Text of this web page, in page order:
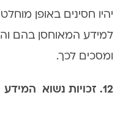
יהיו חסינים באופן
למידע המאוחסן בהם
ומסכים לכך.
12. זכויות נשוא המידע